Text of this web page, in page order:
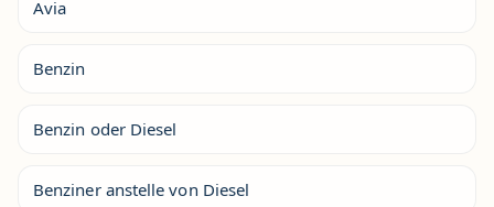
Avia
Benzin
Benzin oder Diesel
Benziner anstelle von Diesel